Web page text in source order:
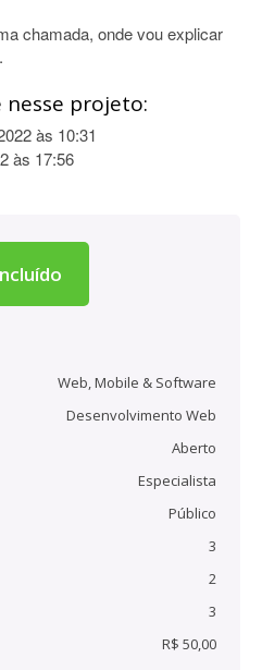
chamada, onde vou explicar
projeto:
às 10:31
às 17:56
Web, Mobile & Software
Desenvolvimento Web
Aberto
Especialista
Público
3
2
3
R$ 50,00